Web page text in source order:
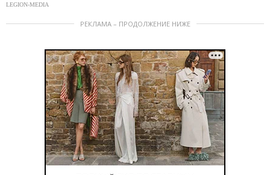
LEGION-MEDIA
РЕКЛАМА – ПРОДОЛЖЕНИЕ НИЖЕ